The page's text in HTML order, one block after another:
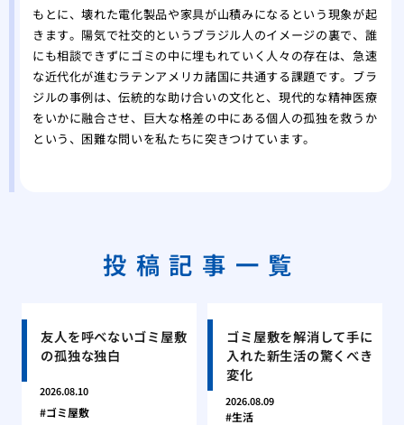
もとに、壊れた電化製品や家具が山積みになるという現象が起
きます。陽気で社交的というブラジル人のイメージの裏で、誰
にも相談できずにゴミの中に埋もれていく人々の存在は、急速
な近代化が進むラテンアメリカ諸国に共通する課題です。ブラ
ジルの事例は、伝統的な助け合いの文化と、現代的な精神医療
をいかに融合させ、巨大な格差の中にある個人の孤独を救うか
という、困難な問いを私たちに突きつけています。
投稿記事一覧
友人を呼べないゴミ屋敷
の孤独な独白
2026.08.10
ゴミ屋敷
ゴミ屋敷を解消して手に
入れた新生活の驚くべき
変化
2026.08.09
生活